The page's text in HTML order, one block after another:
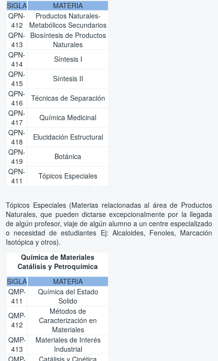
SIGLA
MATERIA
QPN-
412
Productos Naturales-
Metabólicos Secundarios
QPN-
413
Biosíntesis de Productos
Naturales
QPN-
414
Síntesis I
QPN-
415
Síntesis II
QPN-
416
Técnicas de Separación
QPN-
417
Química Medicinal
QPN-
418
Elucidación Estructural
QPN-
419
Botánica
QPN-
411
Tópicos Especiales
Tópicos Especiales (Materias relacionadas al área de Productos
Naturales, que pueden dictarse excepcionalmente por la llegada
de algún profesor, viaje de algún alumno a un centre especializado
o necesidad de estudiantes Ej: Alcaloides, Fenoles, Marcación
Isotópica y otros).
Química de Materiales
Catálisis y Petroquímica
SIGLA
MATERIA
QMP-
411
Química del Estado
Solido
QMP-
412
Métodos de
Caracterización en
Materiales
QMP-
413
Materiales de Interés
Industrial